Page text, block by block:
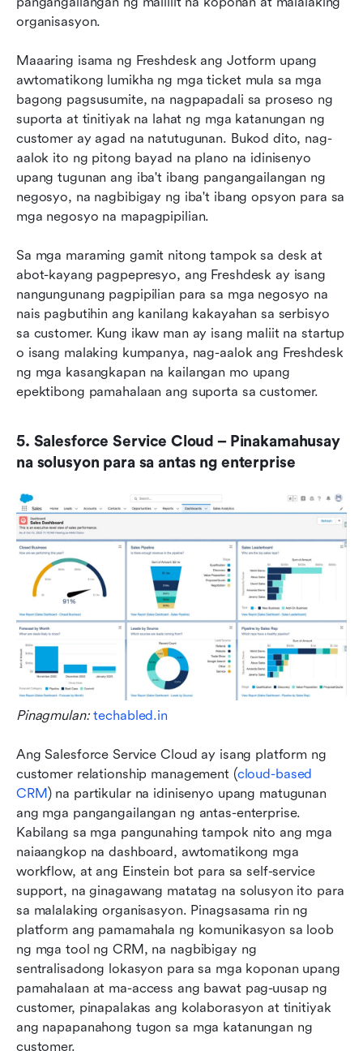
organisasyon.
Maaaring isama ng Freshdesk ang Jotform upang
awtomatikong lumikha ng mga ticket mula sa mga
bagong pagsusumite, na nagpapadali sa proseso ng
suporta at tinitiyak na lahat ng mga katanungan ng
customer ay agad na natutugunan. Bukod dito, nag-
aalok ito ng pitong bayad na plano na idinisenyo
upang tugunan ang iba't ibang pangangailangan ng
negosyo, na nagbibigay ng iba't ibang opsyon para sa
mga negosyo na mapagpipilian.
Sa mga maraming gamit nitong tampok sa desk at
abot-kayang pagpepresyo, ang Freshdesk ay isang
nangungunang pagpipilian para sa mga negosyo na
nais pagbutihin ang kanilang kakayahan sa serbisyo
sa customer. Kung ikaw man ay isang maliit na startup
o isang malaking kumpanya, nag-aalok ang Freshdesk
ng mga kasangkapan na kailangan mo upang
epektibong pamahalaan ang suporta sa customer.
5. Salesforce Service Cloud – Pinakamahusay
na solusyon para sa antas ng enterprise
Pinagmulan: techabled.in
Ang Salesforce Service Cloud ay isang platform ng
customer relationship management (cloud-based
CRM) na partikular na idinisenyo upang matugunan
ang mga pangangailangan ng antas-enterprise.
Kabilang sa mga pangunahing tampok nito ang mga
naiaangkop na dashboard, awtomatikong mga
workflow, at ang Einstein bot para sa self-service
support, na ginagawang matatag na solusyon ito para
sa malalaking organisasyon. Pinagsasama rin ng
platform ang pamamahala ng komunikasyon sa loob
ng mga tool ng CRM, na nagbibigay ng
sentralisadong lokasyon para sa mga koponan upang
pamahalaan at ma-access ang bawat pag-uusap ng
customer, pinapalakas ang kolaborasyon at tinitiyak
ang napapanahong tugon sa mga katanungan ng
customer.